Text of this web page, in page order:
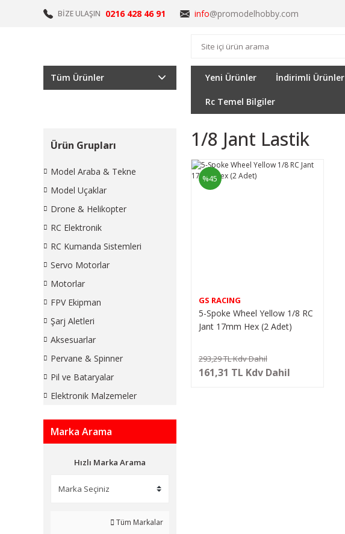
BİZE ULAŞIN 0216 428 46 91 info@promodelhobby.com
Tüm Ürünler Yeni Ürünler İndirimli Ürünler
Rc Temel Bilgiler
Ürün Grupları
Model Araba & Tekne
Model Uçaklar
Drone & Helikopter
RC Elektronik
RC Kumanda Sistemleri
Servo Motorlar
Motorlar
FPV Ekipman
Şarj Aletleri
Aksesuarlar
Pervane & Spinner
Pil ve Bataryalar
Elektronik Malzemeler
Marka Arama
Hızlı Marka Arama
Tüm Markalar
1/8 Jant Lastik
%45
GS RACING
5-Spoke Wheel Yellow 1/8 RC
Jant 17mm Hex (2 Adet)
293,29 TL Kdv Dahil
161,31 TL Kdv Dahil